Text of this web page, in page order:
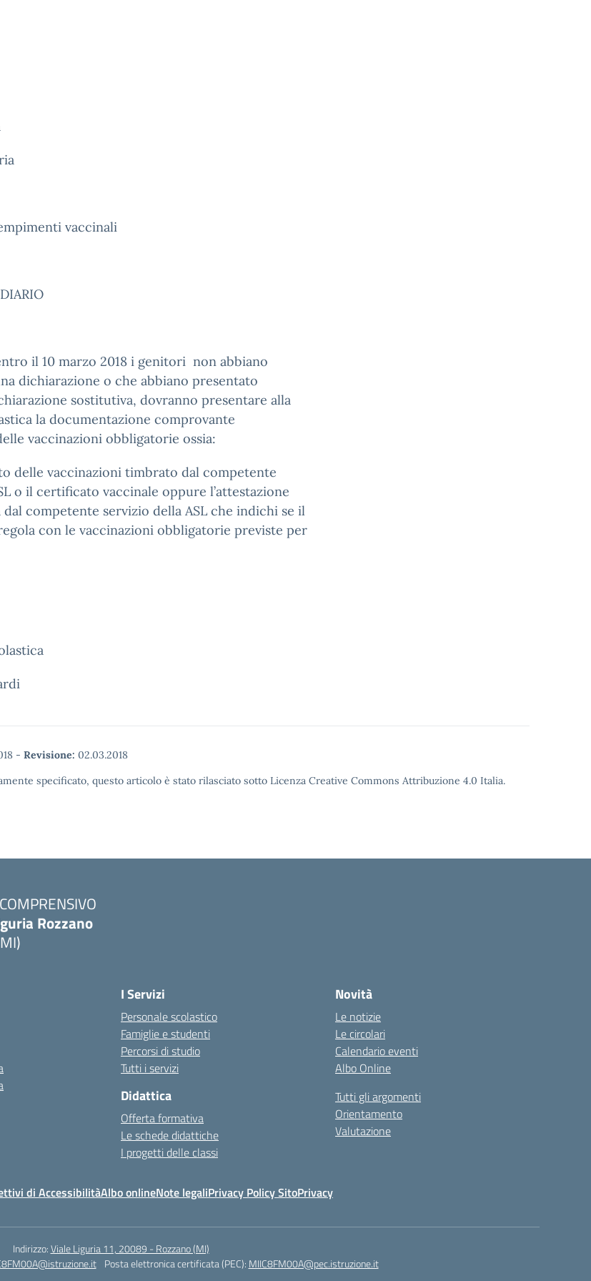
vaccinali
il 10 marzo 2018 i genitori non abbiano
dichiarazione o che abbiano presentato
sostitutiva, dovranno presentare alla
la documentazione comprovante
vaccinazioni obbligatorie ossia:
delle vaccinazioni timbrato dal competente
o il certificato vaccinale oppure l’attestazione
dal competente servizio della ASL che indichi se il
con le vaccinazioni obbligatorie previste per
- Revisione: 02.03.2018
specificato, questo articolo è stato rilasciato sotto Licenza Creative Commons Attribuzione 4.0 Italia.
Rozzano
I Servizi
Personale scolastico
Famiglie e studenti
Percorsi di studio
Tutti i servizi
Didattica
Offerta formativa
Le schede didattiche
I progetti delle classi
Novità
Le notizie
Le circolari
Calendario eventi
Albo Online
Tutti gli argomenti
Orientamento
Valutazione
di AccessibilitàAlbo onlineNote legaliPrivacy Policy SitoPrivacy
Indirizzo:Viale Liguria 11, 20089 - Rozzano (MI)
Posta elettronica certificata (PEC): MIIC8FM00A@pec.istruzione.it